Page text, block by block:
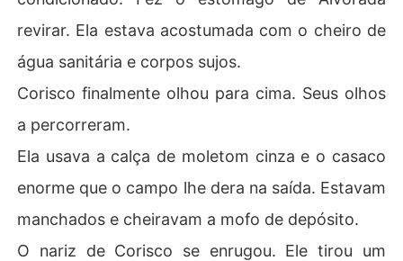
revirar. Ela estava acostumada com o cheiro de
água sanitária e corpos sujos.
Corisco finalmente olhou para cima. Seus olhos
a percorreram.
Ela usava a calça de moletom cinza e o casaco
enorme que o campo lhe dera na saída. Estavam
manchados e cheiravam a mofo de depósito.
O nariz de Corisco se enrugou. Ele tirou um